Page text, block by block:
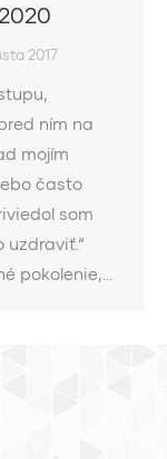
2017
ním na
mojím
často
som
uzdraviť.“
pokolenie,…